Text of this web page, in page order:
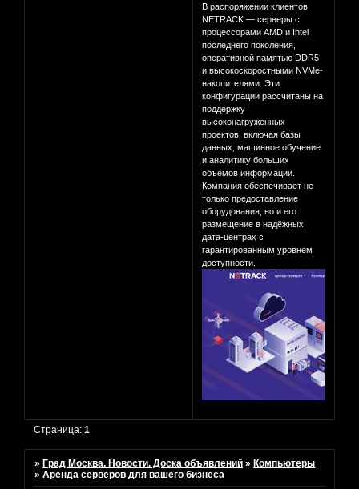
В распоряжении клиентов
NETRACK — серверы с
процессорами AMD и Intel
последнего поколения,
оперативной памятью DDR5
и высокоскоростными NVMe-
накопителями. Эти
конфигурации рассчитаны на
поддержку
высоконагруженных
проектов, включая базы
данных, машинное обучение
и аналитику больших
объёмов информации.
Компания обеспечивает не
только предоставление
оборудования, но и его
размещение в надёжных
дата-центрах с
гарантированным уровнем
доступности.
Страница:1
»Град Москва. Новости. Доска объявлений »Компьютеры
»Аренда серверов для вашего бизнеса